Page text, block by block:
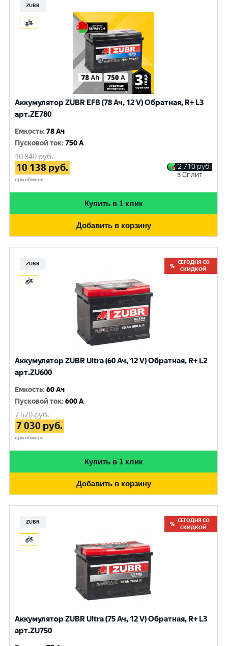
ZUBR
Аккумулятор ZUBR EFB (78 Ач, 12 V) Обратная, R+ L3
арт.ZE780
Емкость:78 Ач
Пусковой ток:750 A
10 840руб.
10 138 руб.
при обмене
2 710 руб.
в Сплит
Купить в 1 клик
Добавить в корзину
ZUBR
СЕГОДНЯ СО
СКИДКОЙ
Аккумулятор ZUBR Ultra (60 Ач, 12 V) Обратная, R+ L2
арт.ZU600
Емкость:60 Ач
Пусковой ток:600 A
7 570руб.
7 030 руб.
при обмене
Купить в 1 клик
Добавить в корзину
ZUBR
СЕГОДНЯ СО
СКИДКОЙ
Аккумулятор ZUBR Ultra (75 Ач, 12 V) Обратная, R+ L3
арт.ZU750